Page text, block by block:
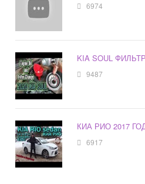
6974
KIA SOUL
9487
КИА РИО 2017
6917